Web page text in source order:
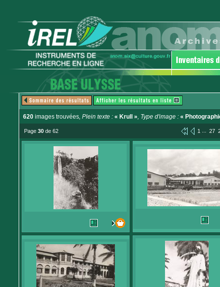
620 images trouvées, Plein texte : « Krull », Type d'image : «
Page 30 de 62 1 ... 27